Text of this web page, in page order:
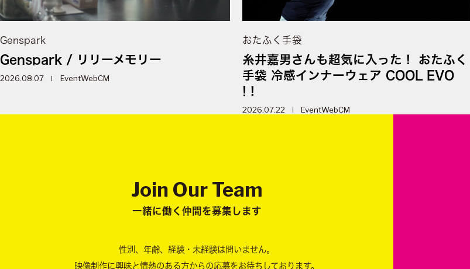
Genspark
Genspark / リリーメモリー
2026.08.07 EventWebCM
おたふく手袋
糸井嘉男さんも超気に入った！ おたふく
手袋 冷感インナーウェア COOL EVO
!！
2026.07.22 EventWebCM
Join Our Team
一緒に働く仲間を募集します
性別、年齢、経験・未経験は問いません。
映像制作に興味と情熱のある方からの応募をお待ちしております。